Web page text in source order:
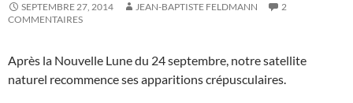
SEPTEMBRE 27, 2014 JEAN-BAPTISTE FELDMANN
2
COMMENTAIRES
Après la Nouvelle Lune du 24 septembre, notre satellite
naturel recommence ses apparitions crépusculaires.